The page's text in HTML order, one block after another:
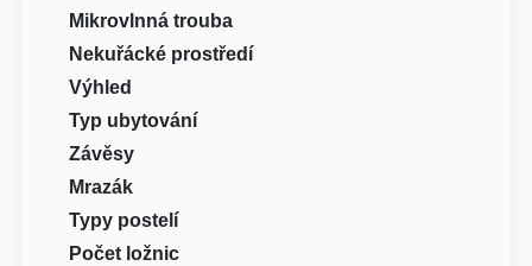
Mikrovlnná trouba
Nekuřácké prostředí
Výhled
Typ ubytování
Závěsy
Mrazák
Typy postelí
Počet ložnic